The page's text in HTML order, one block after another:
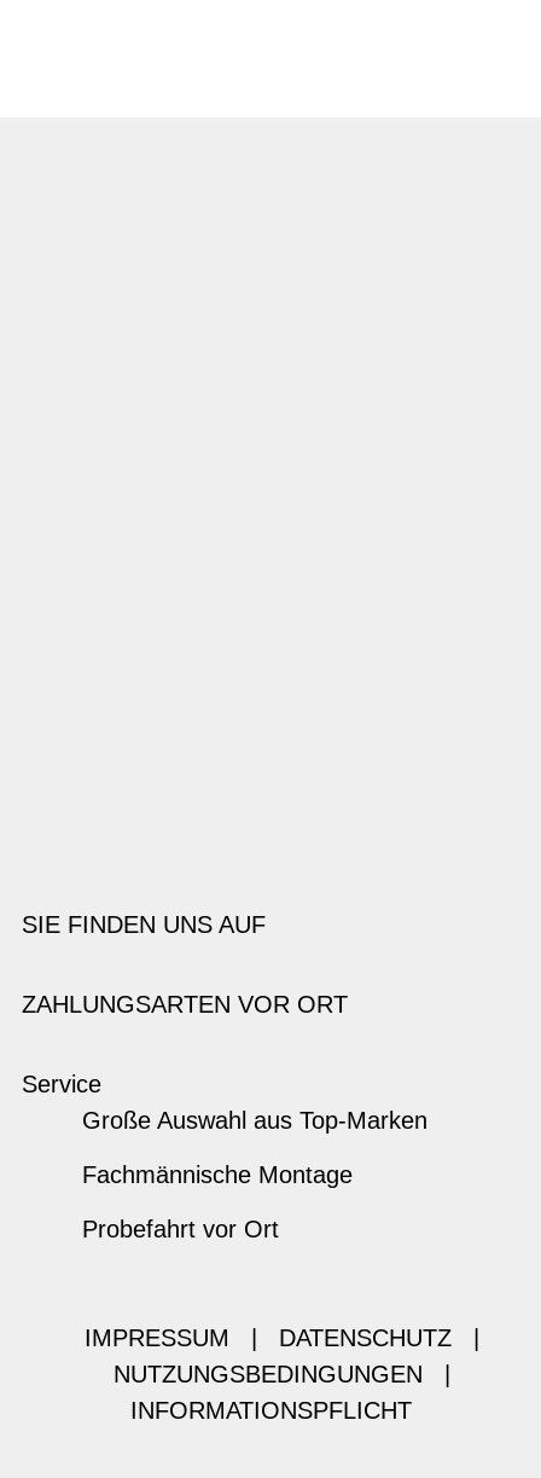
SIE FINDEN UNS AUF
ZAHLUNGSARTEN VOR ORT
Service
Große Auswahl aus Top-Marken
Fachmännische Montage
Probefahrt vor Ort
IMPRESSUM DATENSCHUTZ
NUTZUNGSBEDINGUNGEN
INFORMATIONSPFLICHT